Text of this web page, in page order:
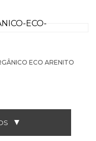
ECO ARENITO